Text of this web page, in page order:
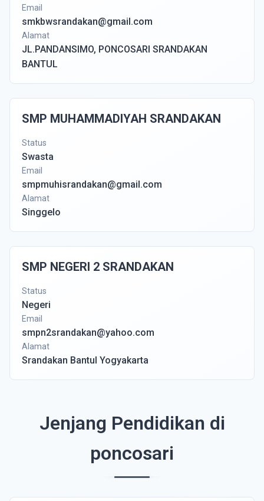
Email
smkbwsrandakan@gmail.com
Alamat
JL.PANDANSIMO, PONCOSARI SRANDAKAN
BANTUL
SMP MUHAMMADIYAH SRANDAKAN
Status
Swasta
Email
smpmuhisrandakan@gmail.com
Alamat
Singgelo
SMP NEGERI 2 SRANDAKAN
Status
Negeri
Email
smpn2srandakan@yahoo.com
Alamat
Srandakan Bantul Yogyakarta
Jenjang Pendidikan di
poncosari